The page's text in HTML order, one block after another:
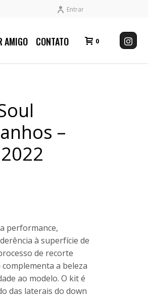
Entrar
AMIGO CONTATO 0
–
performance,
à superfície de
de recorte
a beleza
ao modelo. O kit é
das laterais do down